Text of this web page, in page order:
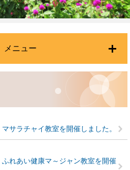
サラチャイ教室を開催しました。
れあい健康マ～ジャン教室を開催
ニュー